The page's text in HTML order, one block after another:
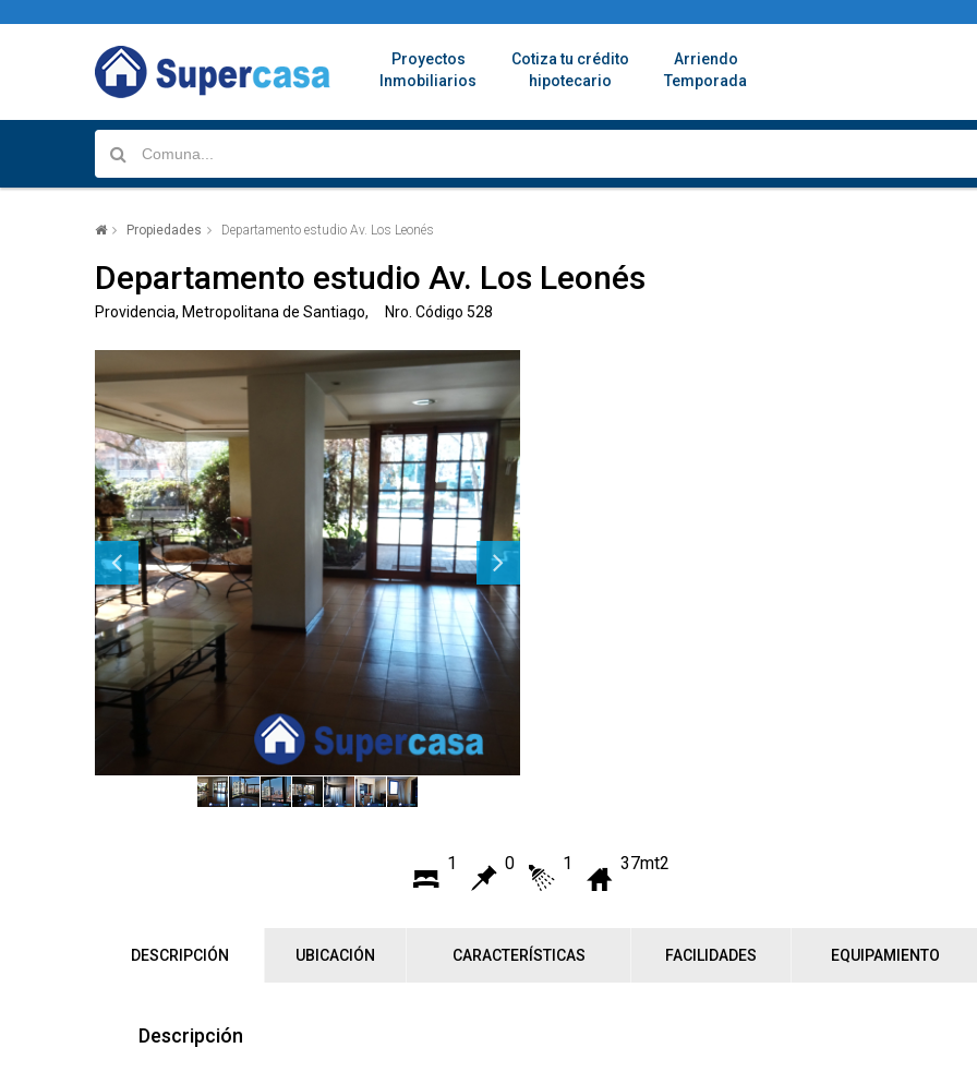
Proyectos
Inmobiliarios
Cotiza tu crédito
hipotecario
Arriendo
Temporada
Propiedades Departamento estudio Av. Los Leonés
Departamento estudio Av. Los Leonés
Providencia, Metropolitana de Santiago, Nro. Código 528
1 0 1 37mt2
DESCRIPCIÓN UBICACIÓN CARACTERÍSTICAS FACILIDADES EQUIPAMIENTO
Descripción